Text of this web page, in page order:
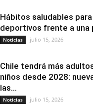
Hábitos saludables
deportivos frente a una
Noticias julio 15, 2026
Chile tendrá más
niños desde 2028:
las...
Noticias julio 15, 2026